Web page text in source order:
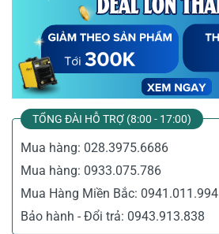
TỔNG ĐÀI HỖ TRỢ (8:00 - 17:00)
Mua hàng: 028.3975.6686
Mua hàng: 0933.075.786
Mua Hàng Miền Bắc: 0941.011.994
Bảo hành - Đổi trả: 0943.913.838